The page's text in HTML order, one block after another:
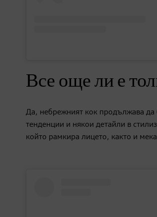
Все още ли е
Да, небрежният кок продължава да
тенденции и някои детайли в
който рамкира лицето, както и